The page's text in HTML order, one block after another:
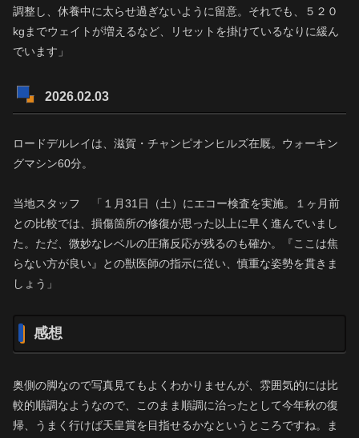
調整し、休養中に太らせ過ぎないように留意。それでも、５２０
kgまでウェイトが増えるなど、リセットを掛けているなりに緩ん
でいます」
2026.02.03
ロードデルレイは、滋賀・チャンピオンヒルズ在厩。ウォーキン
グマシン60分。
当地スタッフ 「１月31日（土）にエコー検査を実施。１ヶ月前
との比較では、損傷箇所の修復が思った以上に早く進んでいまし
た。ただ、微妙なレベルの圧痛反応が残るのも確か。『ここは焦
らない方が良い』との獣医師の指示に従い、慎重な姿勢を貫きま
しょう」
感想
奥側の脚なので写真見てもよくわかりませんが、雰囲気的には比
較的順調なようなので、このまま順調に治ったとして今年秋の復
帰、うまく行けば天皇賞を目指せるかなというところですね。ま